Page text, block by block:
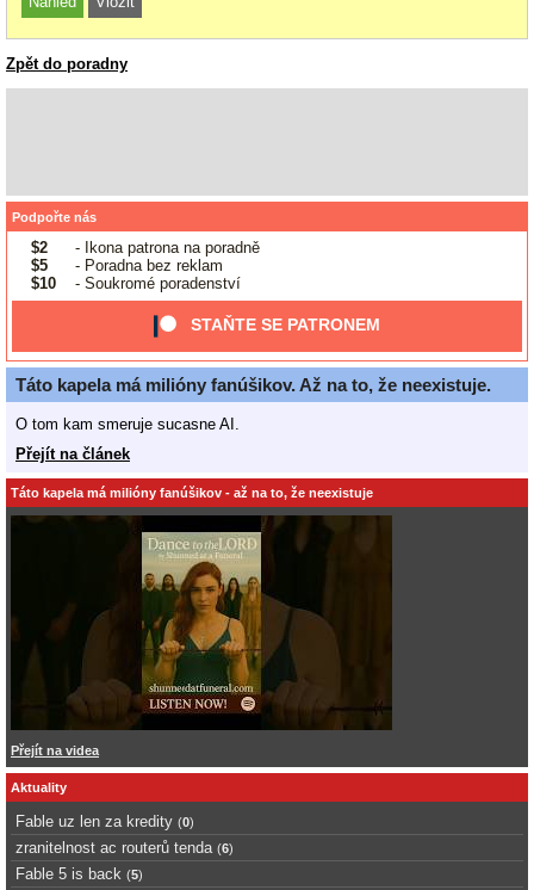
Zpět do poradny
Podpořte nás
$2
- Ikona patrona na poradně
$5
- Poradna bez reklam
$10
- Soukromé poradenství
STAŇTE SE PATRONEM
Táto kapela má milióny fanúšikov. Až na to, že neexistuje.
O tom kam smeruje sucasne AI.
Přejít na článek
Táto kapela má milióny fanúšikov - až na to, že neexistuje
Přejít na videa
Aktuality
Fable uz len za kredity (0)
zranitelnost ac routerů tenda (6)
Fable 5 is back (5)